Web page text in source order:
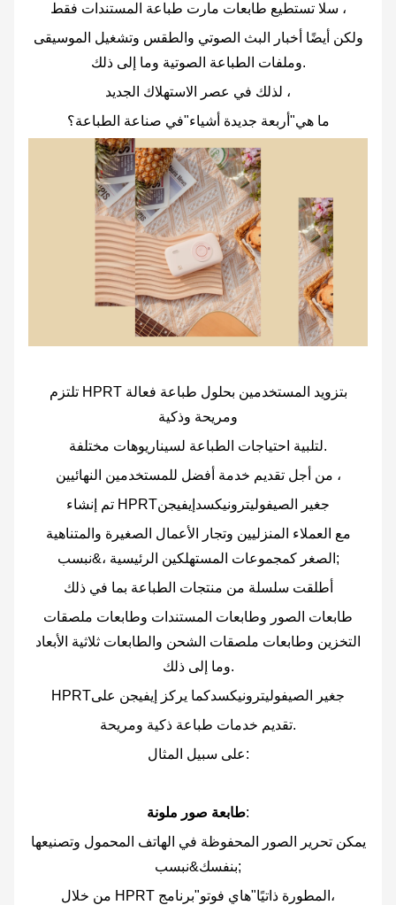
س لا تستطيع طابعات مارت طباعة المستندات فقط ،
ولكن أيضًا أخبار البث الصوتي والطقس وتشغيل الموسيقى
وملفات الطباعة الصوتية وما إلى ذلك.
لذلك في عصر الاستهلاك الجديد ،
ما هي"أربعة جديدة أشياء"في صناعة الطباعة؟
تلتزم HPRT بتزويد المستخدمين بحلول طباعة فعالة
ومريحة وذكية
لتلبية احتياجات الطباعة لسيناريوهات مختلفة.
من أجل تقديم خدمة أفضل للمستخدمين النهائيين ،
تم إنشاء HPRT
جغير الصيفوليترونيكسد إيفيجن
مع العملاء المنزليين وتجار الأعمال الصغيرة والمتناهية
الصغر كمجموعات المستهلكين الرئيسية ،&نبسب;
أطلقت سلسلة من منتجات الطباعة بما في ذلك
طابعات الصور وطابعات المستندات وطابعات ملصقات
التخزين وطابعات ملصقات الشحن والطابعات ثلاثية الأبعاد
وما إلى ذلك.
HPRT
جغير الصيفوليترونيكسدكما يركز إيفيجن على
تقديم خدمات طباعة ذكية ومريحة.
على سبيل المثال:
طابعة صور ملونة:
يمكن تحرير الصور المحفوظة في الهاتف المحمول وتصنيعها
بنفسك&نبسب;
من خلال HPRT المطورة ذاتيًا"هاي فوتو"برنامج،